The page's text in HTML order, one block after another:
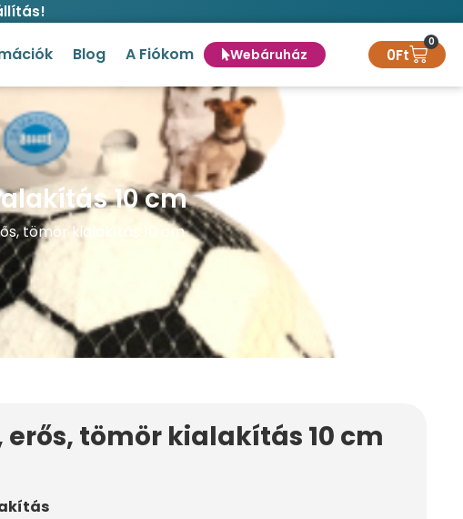
Blog A Fiókom Webáruház 0Ft
0
10 cm
tömör kialakítás 10 cm
tömör kialakítás 10 cm